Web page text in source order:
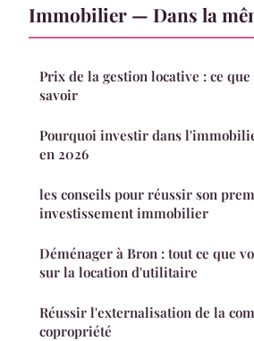
Immobilier — Dans la
Prix de la gestion locative : ce que
savoir
Pourquoi investir dans
en 2026
les conseils pour réussir son
investissement immobilier
Déménager à Bron : tout ce que
sur la location d'utilitaire
Réussir l'externalisation de la
copropriété